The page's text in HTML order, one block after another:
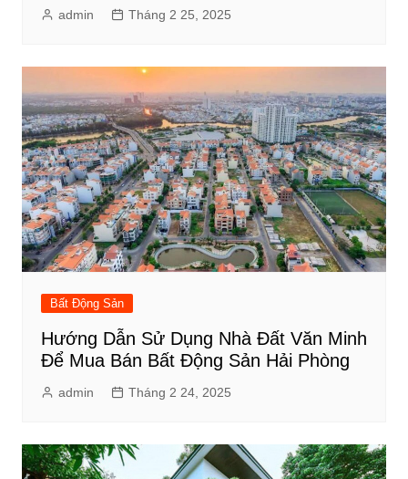
admin Tháng 2 25, 2025
Bất Động Sản
Hướng Dẫn Sử Dụng Nhà Đất Văn Minh
Để Mua Bán Bất Động Sản Hải Phòng
admin Tháng 2 24, 2025